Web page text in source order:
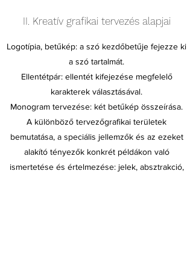
II. Kreatív grafikai tervezés alapjai
Logotípia, betűkép: a szó kezdőbetűje fejezze ki
a szó tartalmát.
Ellentétpár: ellentét kifejezése megfelelő
karakterek választásával.
Monogram tervezése: két betűkép összeírása.
A különböző tervezőgrafikai területek
bemutatása, a speciális jellemzők és az ezeket
alakító tényezők konkrét példákon való
ismertetése és értelmezése: jelek, absztrakció,